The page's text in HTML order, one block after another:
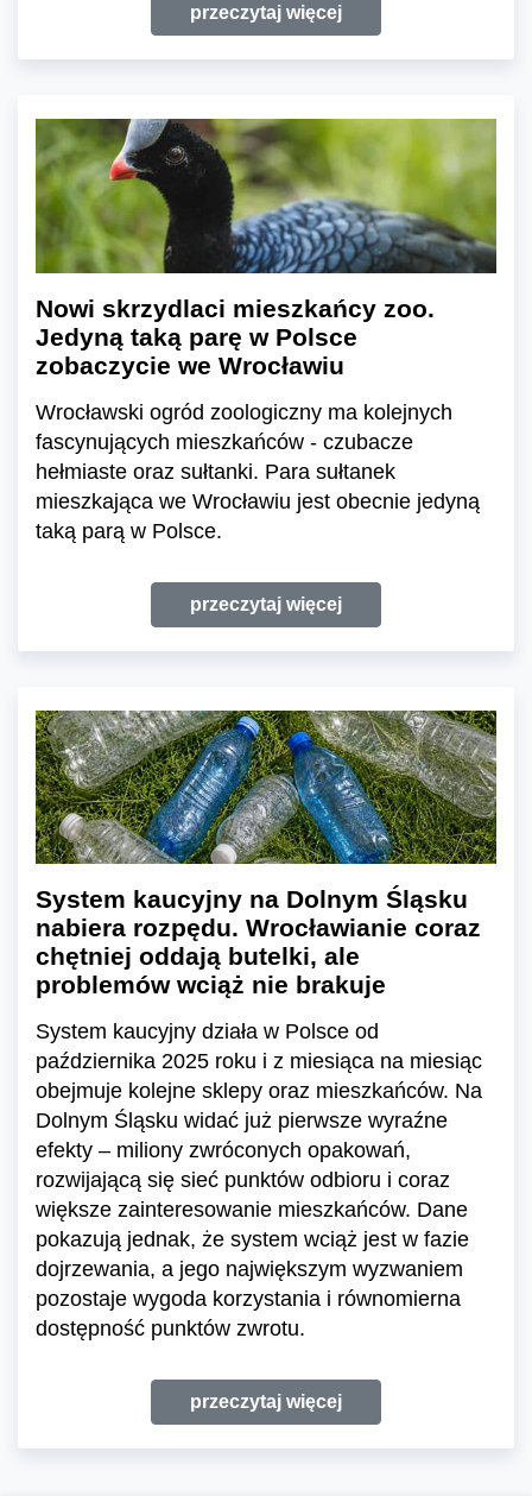
przeczytaj więcej
Nowi skrzydlaci mieszkańcy zoo.
Jedyną taką parę w Polsce
zobaczycie we Wrocławiu
Wrocławski ogród zoologiczny ma kolejnych
fascynujących mieszkańców - czubacze
hełmiaste oraz sułtanki. Para sułtanek
mieszkająca we Wrocławiu jest obecnie jedyną
taką parą w Polsce.
przeczytaj więcej
System kaucyjny na Dolnym Śląsku
nabiera rozpędu. Wrocławianie coraz
chętniej oddają butelki, ale
problemów wciąż nie brakuje
System kaucyjny działa w Polsce od
października 2025 roku i z miesiąca na miesiąc
obejmuje kolejne sklepy oraz mieszkańców. Na
Dolnym Śląsku widać już pierwsze wyraźne
efekty – miliony zwróconych opakowań,
rozwijającą się sieć punktów odbioru i coraz
większe zainteresowanie mieszkańców. Dane
pokazują jednak, że system wciąż jest w fazie
dojrzewania, a jego największym wyzwaniem
pozostaje wygoda korzystania i równomierna
dostępność punktów zwrotu.
przeczytaj więcej